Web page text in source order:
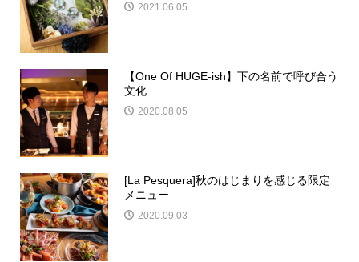
2021.06.05
【One Of HUGE-ish】下の名前で呼び合う
文化
2020.08.05
[La Pesquera]秋のはじまりを感じる限定
メニュー
2020.09.03